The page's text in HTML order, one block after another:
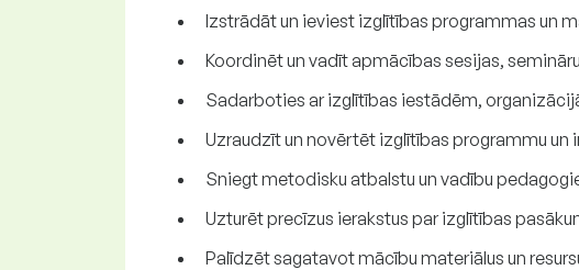
Izstrādāt un ieviest izglītības programmas un
Koordinēt un vadīt apmācības sesijas,
Sadarboties ar izglītības iestādēm,
Uzraudzīt un novērtēt izglītības programmu un
Sniegt metodisku atbalstu un vadību
Uzturēt precīzus ierakstus par izglītības
Palīdzēt sagatavot mācību materiālus un